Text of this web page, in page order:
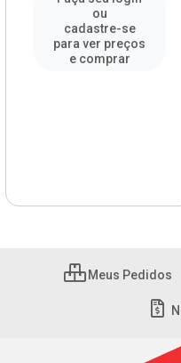
ou
cadastre-se
para ver preços
e comprar
Meus Pedidos